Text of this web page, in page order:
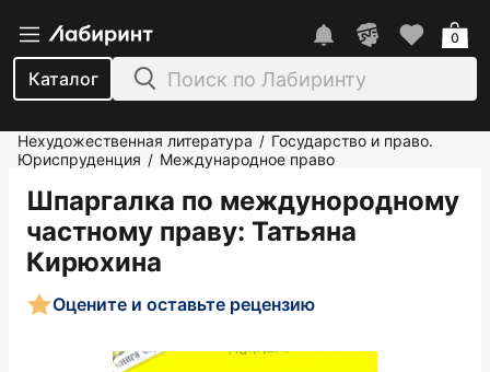
Каталог
0
Нехудожественная литература / Государство и право.
Юриспруденция / Международное право
Шпаргалка по междунородному
частному праву: Татьяна
Кирюхина
Оцените и оставьте рецензию